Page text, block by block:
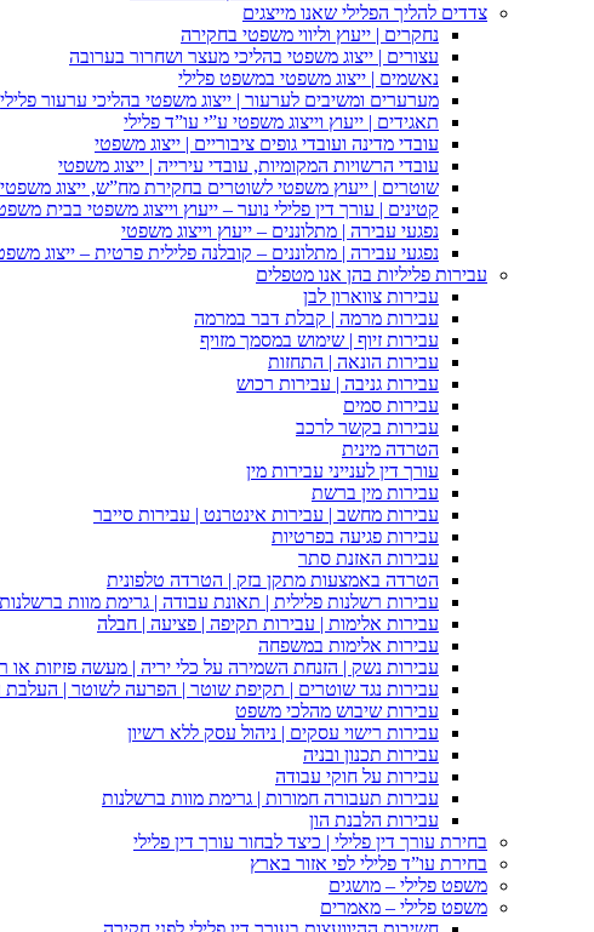
צדדים להליך הפלילי שאנו מייצגים
נחקרים | ייעוץ וליווי משפטי בחקירה
עצורים | ייצוג משפטי בהליכי מעצר ושחרור בערובה
נאשמים | ייצוג משפטי במשפט פלילי
מערערים ומשיבים לערעור | ייצוג משפטי בהליכי ערעור פלילי
תאגידים | ייעוץ וייצוג משפטי ע”י עו”ד פלילי
עובדי מדינה ועובדי גופים ציבוריים | ייצוג משפטי
עובדי הרשויות המקומיות, עובדי עירייה | ייצוג משפטי
שוטרים | ייעוץ משפטי לשוטרים בחקירת מח”ש, ייצוג
קטינים | עורך דין פלילי נוער – ייעוץ וייצוג משפטי בבית
נפגעי עבירה | מתלוננים – ייעוץ וייצוג משפטי
נפגעי עבירה | מתלוננים – קובלנה פלילית פרטית – ייצוג
עבירות פליליות בהן אנו מטפלים
עבירות צווארון לבן
עבירות מרמה | קבלת דבר במרמה
עבירות זיוף | שימוש במסמך מזויף
עבירות הונאה | התחזות
עבירות גניבה | עבירות רכוש
עבירות סמים
עבירות בקשר לרכב
הטרדה מינית
עורך דין לענייני עבירות מין
עבירות מין ברשת
עבירות מחשב | עבירות אינטרנט | עבירות סייבר
עבירות פגיעה בפרטיות
עבירות האזנת סתר
הטרדה באמצעות מתקן בזק | הטרדה טלפונית
עבירות רשלנות פלילית | תאונת עבודה | גרימת מוות ברשלנות
עבירות אלימות | עבירות תקיפה | פציעה | חבלה
עבירות אלימות במשפחה
עבירות נשק | הזנחת השמירה על כלי יריה | מעשה פזיזות או
עבירות נגד שוטרים | תקיפת שוטר | הפרעה לשוטר | העלבת
עבירות שיבוש מהלכי משפט
עבירות רישוי עסקים | ניהול עסק ללא רשיון
עבירות תכנון ובניה
עבירות על חוקי עבודה
עבירות תעבורה חמורות | גרימת מוות ברשלנות
עבירות הלבנת הון
בחירת עורך דין פלילי | כיצד לבחור עורך דין פלילי
בחירת עו”ד פלילי לפי אזור בארץ
משפט פלילי – מושגים
משפט פלילי – מאמרים